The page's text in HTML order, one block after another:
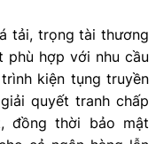
tải, trọng tài thương
phù hợp với nhu cầu
kiện tụng truyền
quyết tranh chấp
đồng thời bảo mật